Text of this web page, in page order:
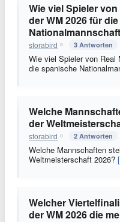
Wie viel Spieler
der WM 2026 für
storabird 3 Antworten
Wie viel Spieler von Real
die spanische
Welche
der
storabird 2 Antworten
Welche Mannschaften
Weltmeisterschaft 2026?
Welcher
der WM 2026 die